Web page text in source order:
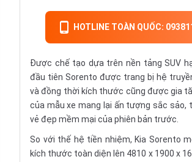
HOTLINE TOÀN QUỐC:
Được chế tạo dựa trên nền tảng SUV
đầu tiên Sorento được trang bị hệ
và đồng thời kích thước cũng được gia
của mẫu xe mang lại ấn tượng sắc sảo,
vẻ đẹp mềm mại của phiên bản trước.
So với thế hệ tiền nhiệm, Kia Sorento
kích thước toàn diện lên 4810 x 1900 x